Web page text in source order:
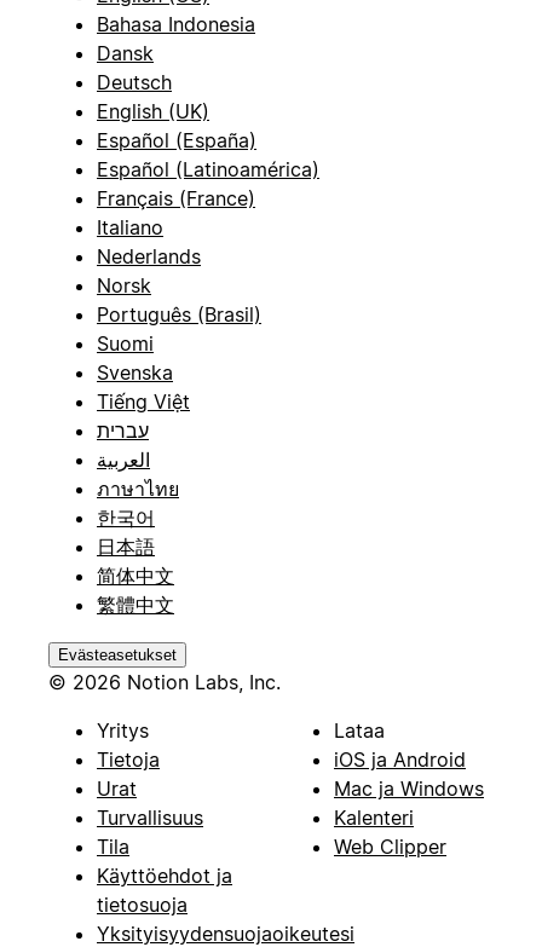
Bahasa Indonesia
Dansk
Deutsch
English (UK)
Español (España)
Español (Latinoamérica)
Français (France)
Italiano
Nederlands
Norsk
Português (Brasil)
Suomi
Svenska
Tiếng Việt
עברית
العربية
ภาษาไทย
한국어
日本語
简体中文
繁體中文
Evästeasetukset
© 2026 Notion Labs, Inc.
Yritys
Tietoja
Urat
Turvallisuus
Tila
Käyttöehdot ja
tietosuoja
Yksityisyydensuojaoikeutesi
Lataa
iOS ja Android
Mac ja Windows
Kalenteri
Web Clipper